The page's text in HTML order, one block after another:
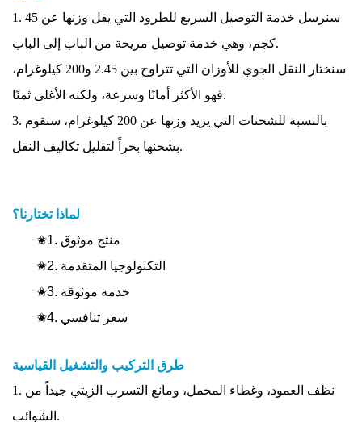
1. سنرسل خدمة التوصيل السريع للطرود التي يقل وزنها عن 45
كجم، وهي خدمة توصيل مريحة من الباب إلى الباب.
سنختار النقل الجوي للأوزان التي تتراوح بين 2.45 و200 كيلوغرام،
فهو الأكثر أمانًا وسرعة، ولكنه الأغلى ثمنًا.
3. بالنسبة للشحنات التي يزيد وزنها عن 200 كيلوغرام، سنقوم
بشحنها بحراً لتقليل تكاليف النقل.
لماذا تختارنا؟
✬1. منتج موثوق
✬2. التكنولوجيا المتقدمة
✬3. خدمة موثوقة
✬4. سعر تنافسي
طرق التركيب والتشغيل القياسية
1. نظف العمود، وغطاء المحمل، ومانع التسرب الزيتي جيداً من
الشوائب.